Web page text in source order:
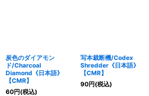
炭色のダイアモン
ド/Charcoal
Diamond《日本語》
【CMR】
60円(税込)
写本裁断機/Codex
Shredder《日本語》
【CMR】
90円(税込)